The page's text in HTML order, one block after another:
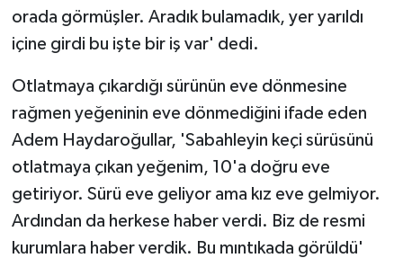
orada görmüşler. Aradık bulamadık, yer yarıldı
içine girdi bu işte bir iş var' dedi.
Otlatmaya çıkardığı sürünün eve dönmesine
rağmen yeğeninin eve dönmediğini ifade eden
Adem Haydaroğullar, 'Sabahleyin keçi sürüsünü
otlatmaya çıkan yeğenim, 10'a doğru eve
getiriyor. Sürü eve geliyor ama kız eve gelmiyor.
Ardından da herkese haber verdi. Biz de resmi
kurumlara haber verdik. Bu mıntıkada görüldü'